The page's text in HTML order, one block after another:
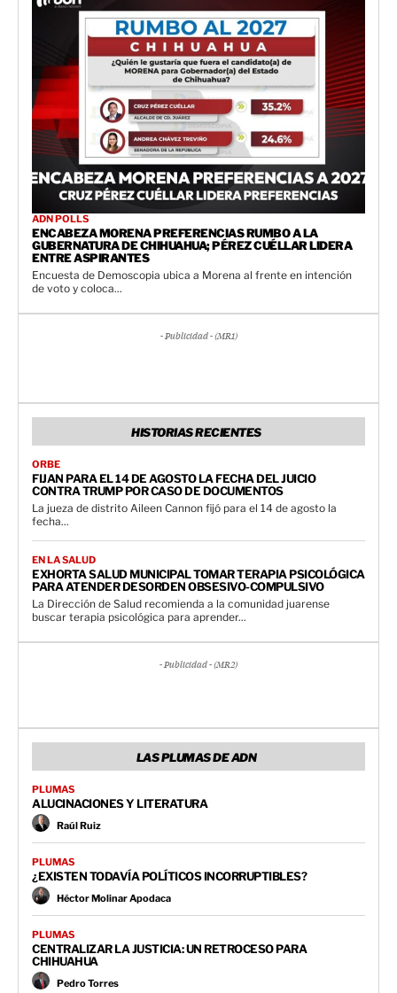
ADN POLLS
ENCABEZA MORENA PREFERENCIAS RUMBO A LA
GUBERNATURA DE CHIHUAHUA; PÉREZ CUÉLLAR LIDERA
ENTRE ASPIRANTES
Encuesta de Demoscopia ubica a Morena al frente en intención
de voto y coloca...
- Publicidad - (MR1)
HISTORIAS RECIENTES
ORBE
FIJAN PARA EL 14 DE AGOSTO LA FECHA DEL JUICIO
CONTRA TRUMP POR CASO DE DOCUMENTOS
La jueza de distrito Aileen Cannon fijó para el 14 de agosto la
fecha...
EN LA SALUD
EXHORTA SALUD MUNICIPAL TOMAR TERAPIA PSICOLÓGICA
PARA ATENDER DESORDEN OBSESIVO-COMPULSIVO
La Dirección de Salud recomienda a la comunidad juarense
buscar terapia psicológica para aprender...
- Publicidad - (MR2)
LAS PLUMAS DE ADN
PLUMAS
ALUCINACIONES Y LITERATURA
Raúl Ruiz
PLUMAS
¿EXISTEN TODAVÍA POLÍTICOS INCORRUPTIBLES?
Héctor Molinar Apodaca
PLUMAS
CENTRALIZAR LA JUSTICIA: UN RETROCESO PARA
CHIHUAHUA
Pedro Torres